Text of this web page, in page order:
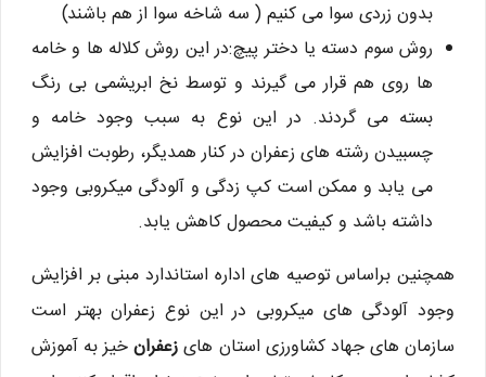
بدون زردی سوا می کنیم ( سه شاخه سوا از هم باشند)
روش سوم دسته یا دختر پیچ:در این روش کلاله ها و خامه
ها روی هم قرار می گیرند و توسط نخ ابریشمی بی رنگ
بسته می گردند. در این نوع به سبب وجود خامه و
چسبیدن رشته های زعفران در کنار همدیگر، رطوبت افزایش
می یابد و ممکن است کپ زدگی و آلودگی میکروبی وجود
داشته باشد و کیفیت محصول کاهش یابد.
همچنین براساس توصیه های اداره استاندارد مبنی بر افزایش
وجود آلودگی های میکروبی در این نوع زعفران بهتر است
سازمان های جهاد کشاورزی استان هایزعفرانخیز به آموزش